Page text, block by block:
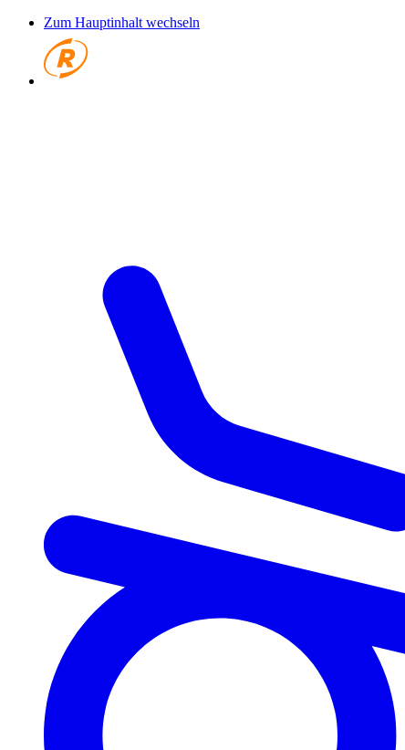
Zum Hauptinhalt wechseln